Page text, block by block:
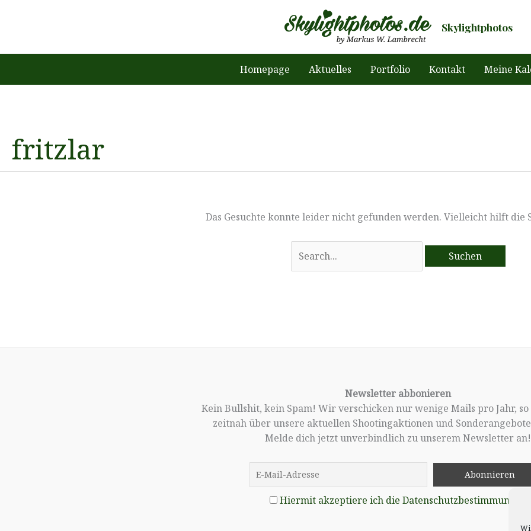
Skylightphotos
Homepage Aktuelles Portfolio Kontakt Meine
fritzlar
Das Gesuchte konnte leider nicht gefunden werden. Vielleicht hilft die
nach:
Newsletter abbonieren
Kein Bullshit, kein Spam! Wir verschicken nur wenige Mails pro Jahr,
zeitnah über unsere aktuellen Shootingaktionen und
Melde dich jetzt unverbindlich zu unserem Newsletter an!
Hiermit akzeptiere ich die Datenschutzbestimmungen